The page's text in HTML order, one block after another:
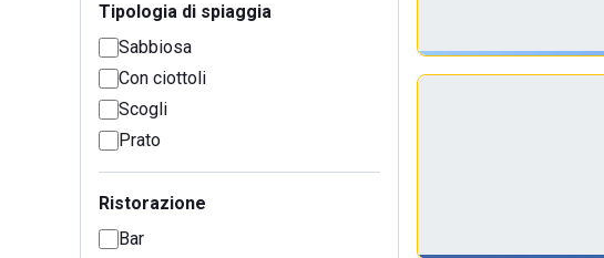
Tipologia di spiaggia
Sabbiosa
Con ciottoli
Scogli
Prato
Ristorazione
Bar